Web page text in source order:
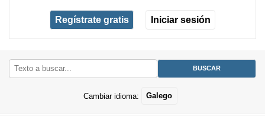
Regístrate gratis Iniciar sesión
Cambiar idioma: Galego